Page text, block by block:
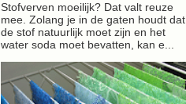
Stofverven moeilijk? Dat valt reuze
mee. Zolang je in de gaten houdt dat
de stof natuurlijk moet zijn en het
water soda moet bevatten, kan e...